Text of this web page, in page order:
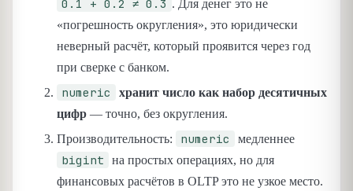
0.1 + 0.2 ≠ 0.3 . Для денег это не
«погрешность округления», это юридически
неверный расчёт, который проявится через год
при сверке с банком.
numeric
хранит число как набор десятичных
цифр — точно, без округления.
Производительность:
numeric медленнее
bigint
на простых операциях, но для
финансовых расчётов в OLTP это не узкое место.